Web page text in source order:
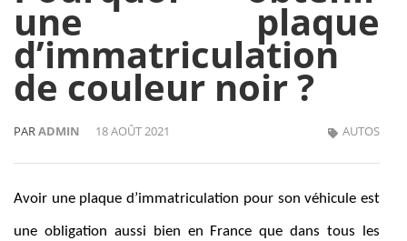
une plaque
d’immatriculation
de couleur noir ?
PARADMIN 18 AOÛT 2021 AUTOS
Avoir une plaque d’immatriculation pour son véhicule est
une obligation aussi bien en France que dans tous les